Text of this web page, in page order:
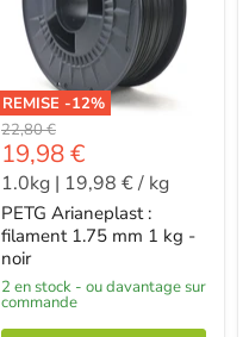
REMISE -12%
-
22,80 €
-
19,98 €
1.0kg | 19,98 €/ kg
PETG Arianeplast :
filament 1.75 mm 1 kg -
noir
2 en stock - ou davantage sur
commande